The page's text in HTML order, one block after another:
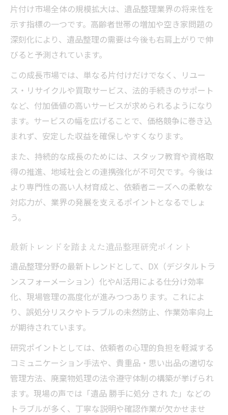
片付け市場全体の規模拡大は、遺品整理業界の将来性を
示す指標の一つです。高齢者世帯の増加や空き家問題の
深刻化により、遺品整理の需要は今後も右肩上がりで伸
びると予測されています。
この成長市場では、単なる片付けだけでなく、リユー
ス・リサイクルや買取サービス、法的手続きのサポート
など、付加価値の高いサービスが求められるようになり
ます。サービスの幅を広げることで、価格競争に巻き込
まれず、安定した収益を確保しやすくなります。
また、持続的な成長のためには、スタッフ教育や資格取
得の推進、地域社会との連携強化が不可欠です。今後は
より専門性の高い人材育成と、依頼者ニーズへの柔軟な
対応力が、業界の発展を支えるポイントとなるでしょ
う。
最新トレンドを踏まえた遺品整理研究ポイント
遺品整理分野の最新トレンドとして、DX（デジタルトラ
ンスフォーメーション）化やAI活用による仕分け効率
化、現場管理の高度化が進みつつあります。これによ
り、誤処分リスクやトラブルの未然防止、作業効率向上
が期待されています。
研究ポイントとしては、依頼者の心理的負担を軽減する
コミュニケーション手法や、貴重品・思い出品の適切な
管理方法、廃棄物処理の法令遵守体制の構築が挙げられ
ます。現場の声では「遺品 勝手に処分 され た」などの
トラブルが多く、丁寧な説明や確認作業が欠かせませ